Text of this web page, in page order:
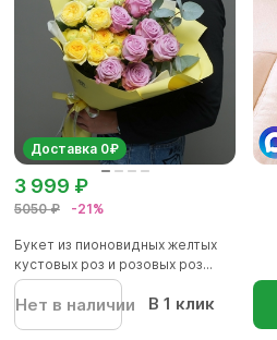
Доставка 0₽
5050 ₽ -21%
3 999 ₽
Букет из пионовидных желтых
кустовых роз и розовых роз...
Нет в наличии В 1 клик